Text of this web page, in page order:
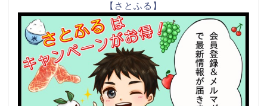
【さとふる】